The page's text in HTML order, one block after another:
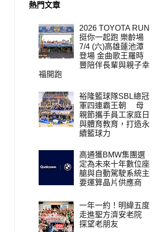
熱門文章
2026 TOYOTA RUN
挺你一起跑 樂齡場
7/4 (六)高雄蓮池潭
登場 金曲歌王羅時
豐陪伴長輩與親子幸
福開跑
裕隆籃球隊SBL總冠
軍四連霸王朝 母
親節攜手員工家庭日
與體育教育，打造永
續籃球力
高通獲BMW集團選
定為未來十年數位座
艙與自動駕駛系統主
要運算晶片供應商
一年一約！明緯五度
走進聖方濟安老院
探望老朋友